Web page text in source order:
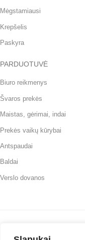
Mėgstamiausi
Krepšelis
Paskyra
PARDUOTUVĖ
Biuro reikmenys
Švaros prekės
Maistas, gėrimai, indai
Prekės vaikų kūrybai
Antspaudai
Baldai
Verslo dovanos